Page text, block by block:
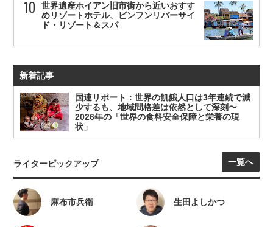
世界遺産ホイアン旧市街から近いおすす
めリゾートホテル、ビンフンリバーサイ
ド・リゾート＆スパ
新着記事
国連リポート：世界の飢餓人口は3年連続で減
少するも、地域間格差は依然として深刻〜
2026年の「世界の食料安全保障と栄養の現
状」
ライターピックアップ 一覧へ
麻布市兵衛 生田よしかつ